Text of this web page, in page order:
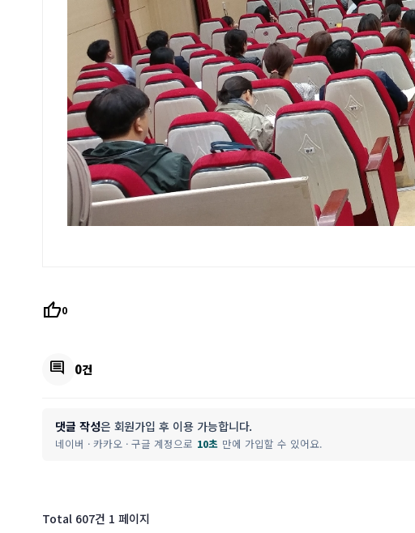
thumb_up0
comment 0건
댓글 작성은 회원가입 후 이용 가능합니다.
네이버 · 카카오 · 구글 계정으로 10초 만에 가입할 수 있어요.
Total 607건 1 페이지